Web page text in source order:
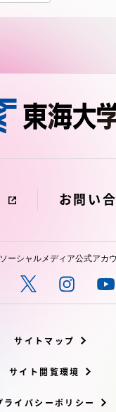
お問い
ーシャルメディア公式アカ
サイトマップ
サイト閲覧環境
ライバシーポリシー